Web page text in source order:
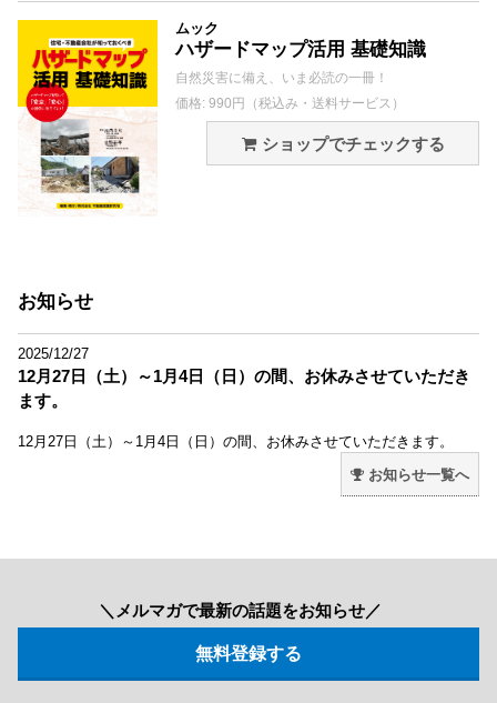
ムック
ハザードマップ活用 基礎知識
自然災害に備え、いま必読の一冊！
価格: 990円（税込み・送料サービス）
ショップでチェックする
お知らせ
2025/12/27
12月27日（土）～1月4日（日）の間、お休みさせていただき
ます。
12月27日（土）～1月4日（日）の間、お休みさせていただきます。
お知らせ一覧へ
＼メルマガで最新の話題をお知らせ／